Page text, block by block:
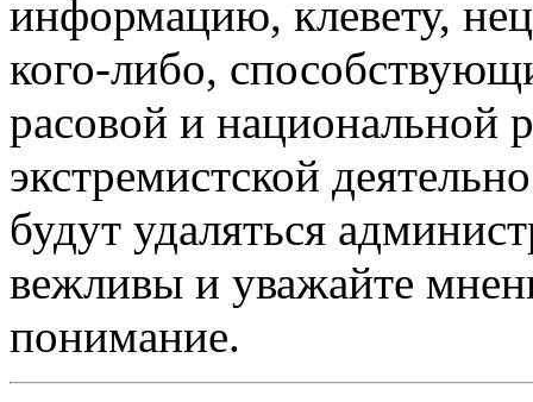
информацию, клевету,
кого-либо,
расовой и национальной
экстремистской
будут удаляться
вежливы и уважайте
понимание.